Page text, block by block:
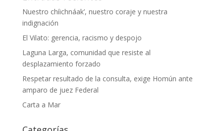
Nuestro chíichnáak’, nuestro coraje y nuestra
indignación
El Vilato: gerencia, racismo y despojo
Laguna Larga, comunidad que resiste al
desplazamiento forzado
Respetar resultado de la consulta, exige Homún ante
amparo de juez Federal
Carta a Mar